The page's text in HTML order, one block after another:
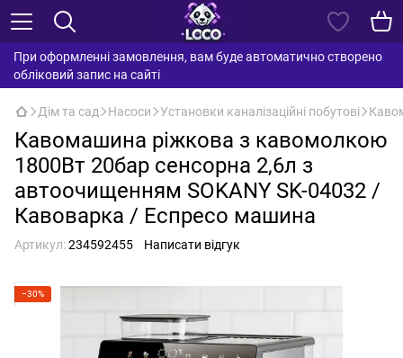
При оформленні замовлення, вам буде автоматично створено
обліковий запис на сайті
Дім та сад Насоси Установки каналізаційні побутові
Кавомашина ріжкова з кавомолкою
1800Вт 20бар сенсорна 2,6л з
автоочищенням SOKANY SK-04032 /
Кавоварка / Еспресо машина
Артикул:234592455 Написати відгук
−30%